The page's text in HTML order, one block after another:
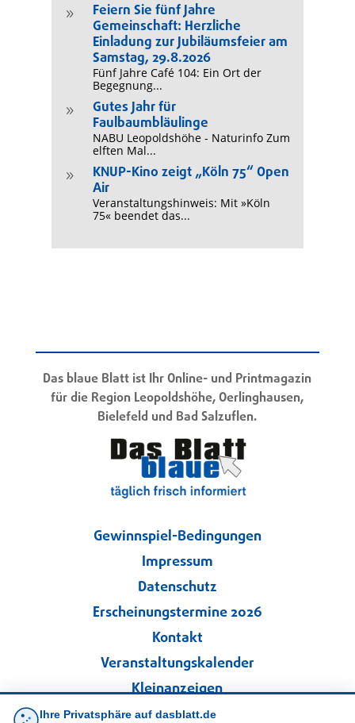
9
Feiern Sie fünf Jahre
Gemeinschaft: Herzliche
Einladung zur Jubiläumsfeier am
Samstag, 29.8.2026
Fünf Jahre Café 104: Ein Ort der
Begegnung...
9
Gutes Jahr für
Faulbaumbläulinge
NABU Leopoldshöhe - Naturinfo Zum
elften Mal...
9
KNUP-Kino zeigt „Köln 75“ Open
Air
Veranstaltungshinweis: Mit »Köln
75« beendet das...
Das blaue Blatt ist Ihr Online- und Printmagazin
für die Region Leopoldshöhe, Oerlinghausen,
Bielefeld und Bad Salzuflen.
Gewinnspiel-Bedingungen
Impressum
Datenschutz
Erscheinungstermine 2026
Kontakt
Veranstaltungskalender
Kleinanzeigen
Ihre Privatsphäre auf dasblatt.de